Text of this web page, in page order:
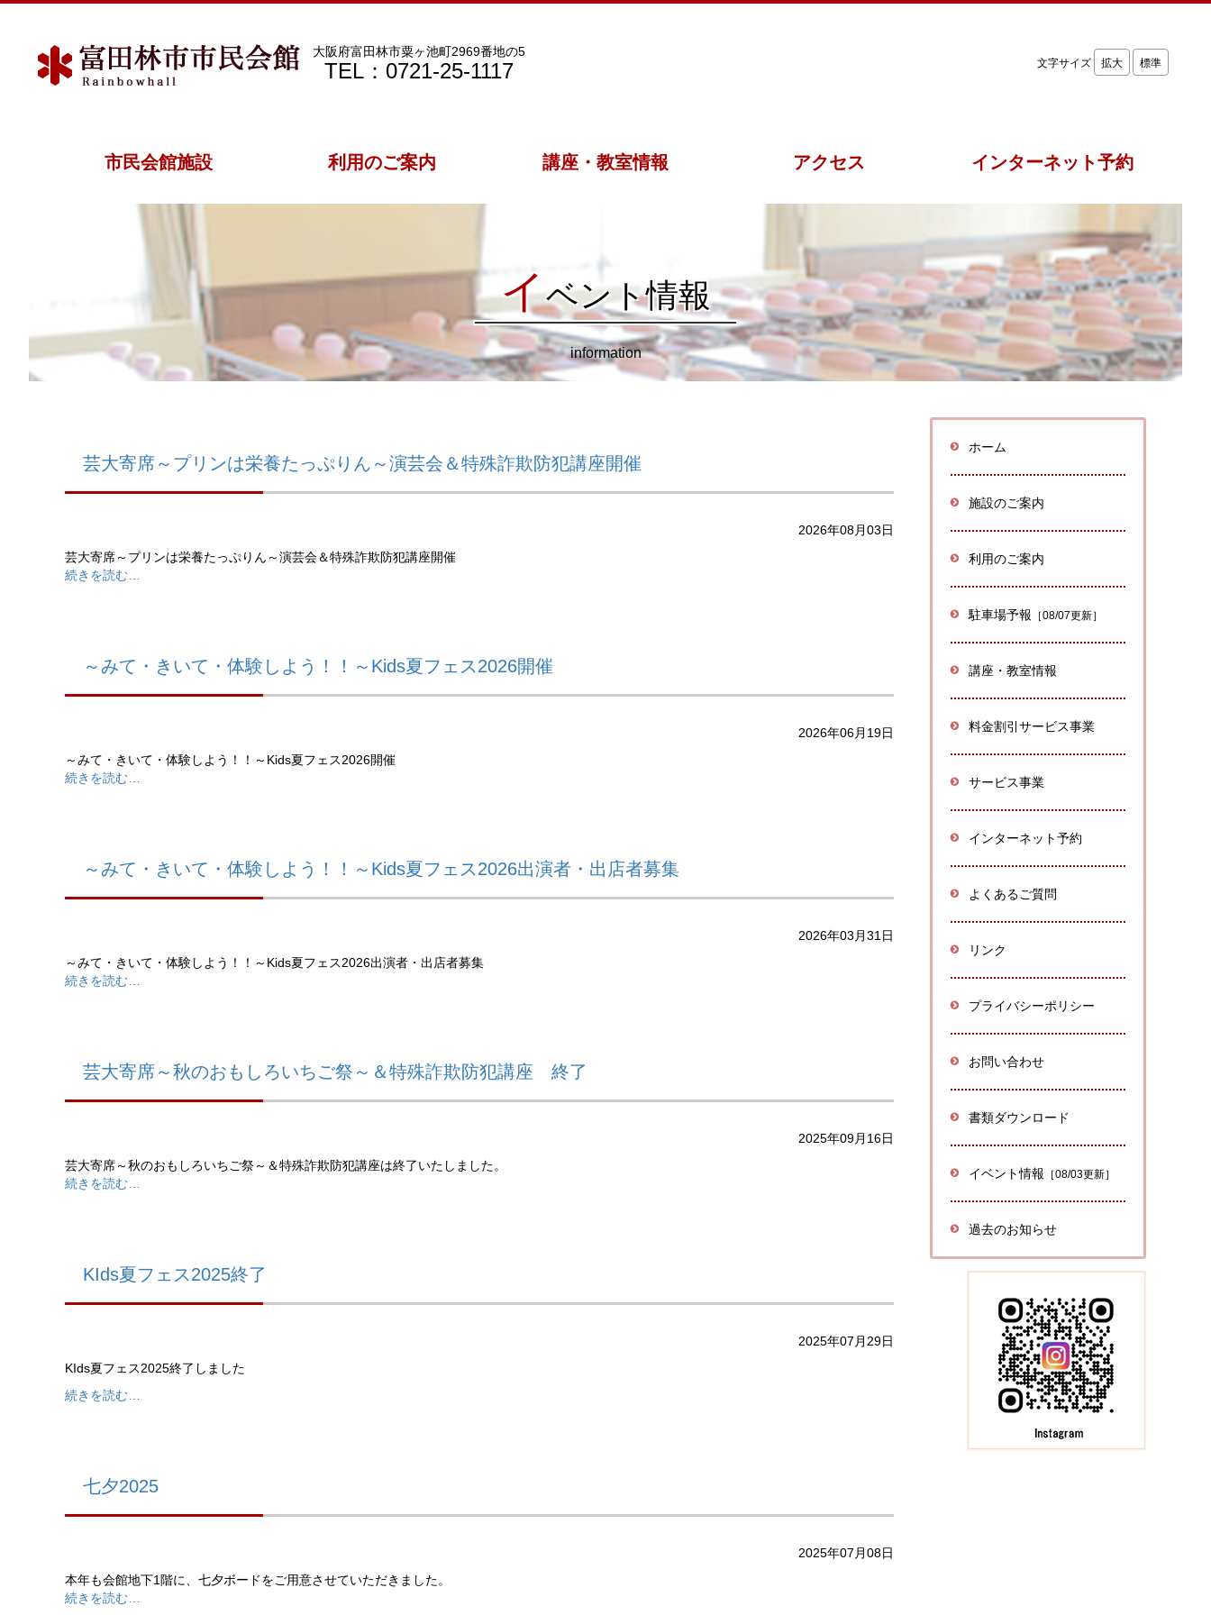
大阪府富田林市粟ヶ池町2969番地の5
TEL：0721-25-1117 文字サイズ 拡大 標準
市民会館施設 利用のご案内 講座・教室情報 アクセス インターネット予約
イベント情報
information
芸大寄席～プリンは栄養たっぷりん～演芸会＆特殊詐欺防犯講座開催
2026年08月03日
芸大寄席～プリンは栄養たっぷりん～演芸会＆特殊詐欺防犯講座開催
続きを読む…
～みて・きいて・体験しよう！！～Kids夏フェス2026開催
2026年06月19日
～みて・きいて・体験しよう！！～Kids夏フェス2026開催
続きを読む…
～みて・きいて・体験しよう！！～Kids夏フェス2026出演者・出店者募集
2026年03月31日
～みて・きいて・体験しよう！！～Kids夏フェス2026出演者・出店者募集
続きを読む…
芸大寄席～秋のおもしろいちご祭～＆特殊詐欺防犯講座 終了
2025年09月16日
芸大寄席～秋のおもしろいちご祭～＆特殊詐欺防犯講座は終了いたしました。
続きを読む…
KIds夏フェス2025終了
2025年07月29日
KIds夏フェス2025終了しました
続きを読む…
七夕2025
2025年07月08日
本年も会館地下1階に、七夕ボードをご用意させていただきました。
続きを読む…
ホーム
施設のご案内
利用のご案内
駐車場予報 ［08/07更新］
講座・教室情報
料金割引サービス事業
サービス事業
インターネット予約
よくあるご質問
リンク
プライバシーポリシー
お問い合わせ
書類ダウンロード
イベント情報 ［08/03更新］
過去のお知らせ